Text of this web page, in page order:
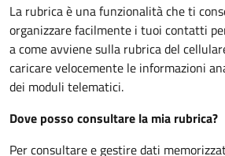
La rubrica è una funzionalità che ti
organizzare facilmente i tuoi contatti
a come avviene sulla rubrica del
caricare velocemente le informazioni
dei moduli telematici.
Dove posso consultare la mia rubrica?
Per consultare e gestire dati